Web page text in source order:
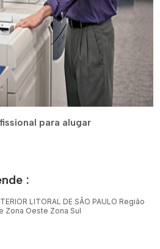
para alugar
:
LITORAL DE SÃO PAULO Região
Zona Oeste Zona Sul